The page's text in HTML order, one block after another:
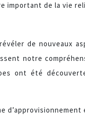
de la vie
de nouveaux
notre
ont été
d’approvisionnement